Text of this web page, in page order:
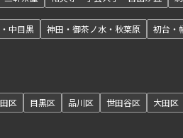
中目黒 神田・御茶ノ水・秋葉原 初台・
区 目黒区 品川区 世田谷区 大田区